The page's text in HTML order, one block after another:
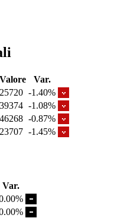
Valore
Var.
25720 -1.40%
39374 -1.08%
46268 -0.87%
23707 -1.45%
Var.